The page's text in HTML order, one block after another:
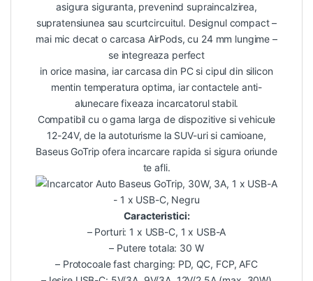
asigura siguranta, prevenind supraincalzirea,
supratensiunea sau scurtcircuitul. Designul compact –
mai mic decat o carcasa AirPods, cu 24 mm lungime –
se integreaza perfect
in orice masina, iar carcasa din PC si cipul din silicon
mentin temperatura optima, iar contactele anti-
alunecare fixeaza incarcatorul stabil.
Compatibil cu o gama larga de dispozitive si vehicule
12-24V, de la autoturisme la SUV-uri si camioane,
Baseus GoTrip ofera incarcare rapida si sigura oriunde
te afli.
Caracteristici:
– Porturi: 1 x USB-C, 1 x USB-A
– Putere totala: 30 W
– Protocoale fast charging: PD, QC, FCP, AFC